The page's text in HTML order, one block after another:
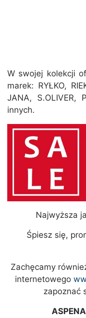
W swojej kolekcji
marek: RYŁKO,
JANA, S.OLIVER,
innych.
Najwyższa
Śpiesz się,
Zachęcamy
internetowego
zapoznać